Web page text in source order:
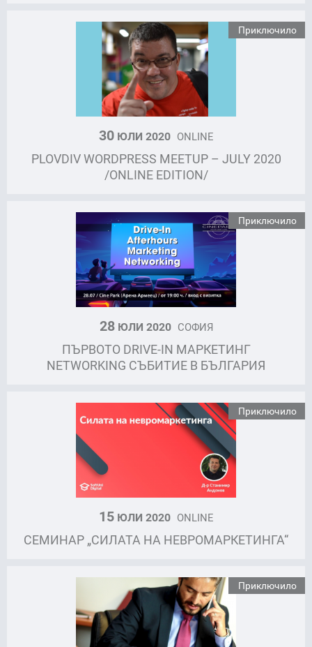
Приключило
30 ЮЛИ 2020 ONLINE
PLOVDIV WORDPRESS MEETUP – JULY 2020
/ONLINE EDITION/
Приключило
28ЮЛИ 2020 СОФИЯ
ПЪРВОТО DRIVE-IN МАРКЕТИНГ
NETWORKING СЪБИТИЕ В БЪЛГАРИЯ
Приключило
15 ЮЛИ 2020 ONLINE
СЕМИНАР „СИЛАТА НА НЕВРОМАРКЕТИНГА“
Приключило